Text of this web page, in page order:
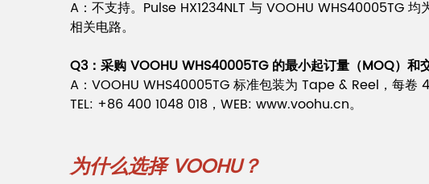
A：不支持。Pulse HX1234NLT 与 VOOHU WHS40005TG
相关电路。
Q3 ：采购 VOOHU WHS40005TG 的最小起订量（MOQ）和
A：VOOHU WHS40005TG 标准包装为 Tape & Reel，每卷
TEL: +86 400 1048 018，WEB: www.voohu.cn。
为什么选择 VOOHU？